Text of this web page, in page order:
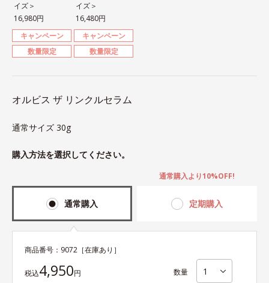
イズ＞
16,980円
キャンペーン
数量限定
イズ＞
16,480円
キャンペーン
数量限定
オルビス ザ リンクルセラム
通常サイズ 30g
購入方法を選択してください。
通常購入 定期購入
通常購入より10%OFF!
商品番号： 9072 ［在庫あり］
税込4,950円 数量